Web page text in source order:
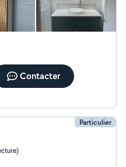
Contacter
Particulier